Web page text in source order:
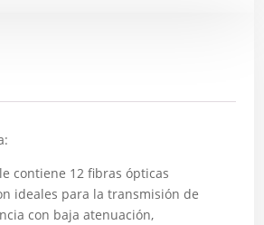
contiene 12 fibras ópticas
ideales para la transmisión de
con baja atenuación,